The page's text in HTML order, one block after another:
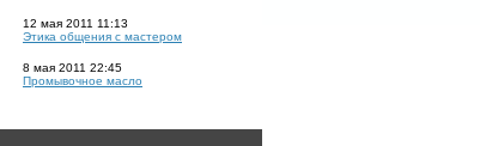
12 мая 2011 11:13
Этика общения с мастером
8 мая 2011 22:45
Промывочное масло